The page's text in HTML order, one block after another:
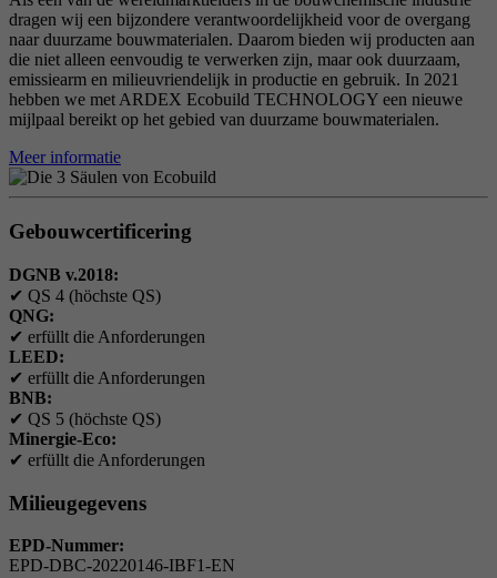
dragen wij een bijzondere verantwoordelijkheid voor de overgang
naar duurzame bouwmaterialen. Daarom bieden wij producten aan
die niet alleen eenvoudig te verwerken zijn, maar ook duurzaam,
emissiearm en milieuvriendelijk in productie en gebruik. In 2021
hebben we met ARDEX Ecobuild TECHNOLOGY een nieuwe
mijlpaal bereikt op het gebied van duurzame bouwmaterialen.
Meer informatie
Gebouwcertificering
DGNB v.2018:
✔ QS 4 (höchste QS)
QNG:
✔ erfüllt die Anforderungen
LEED:
✔ erfüllt die Anforderungen
BNB:
✔ QS 5 (höchste QS)
Minergie-Eco:
✔ erfüllt die Anforderungen
Milieugegevens
EPD-Nummer:
EPD-DBC-20220146-IBF1-EN